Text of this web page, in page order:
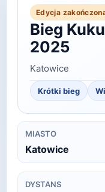
Edycja
Bieg
2025
Katowice
Krótki bieg
MIASTO
Katowice
DYSTANS